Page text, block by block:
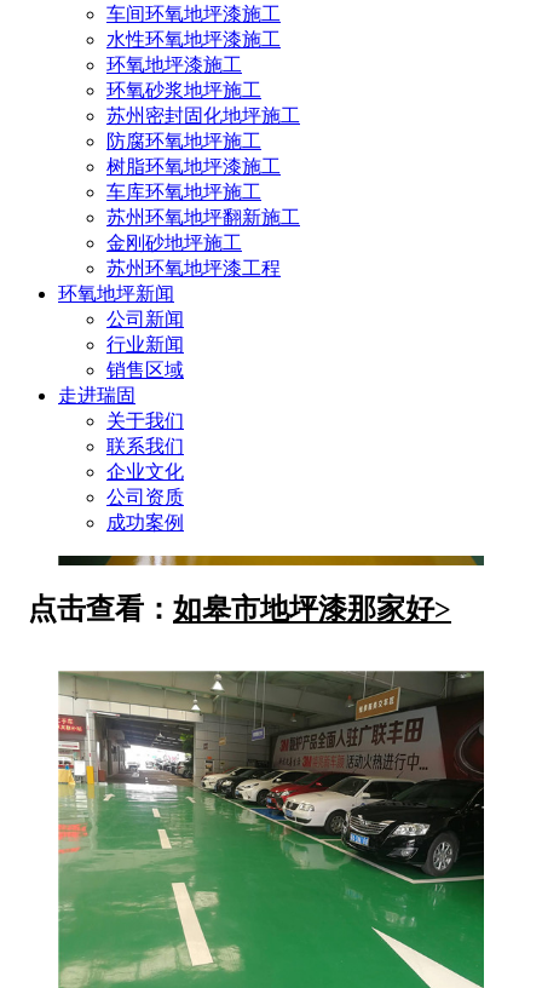
车间环氧地坪漆施工
水性环氧地坪漆施工
环氧地坪漆施工
环氧砂浆地坪施工
苏州密封固化地坪施工
防腐环氧地坪施工
树脂环氧地坪漆施工
车库环氧地坪施工
苏州环氧地坪翻新施工
金刚砂地坪施工
苏州环氧地坪漆工程
环氧地坪新闻
公司新闻
行业新闻
销售区域
走进瑞固
关于我们
联系我们
企业文化
公司资质
成功案例
点击查看：南通地坪漆那家好>
点击查看： 如皋市地坪漆那家好>